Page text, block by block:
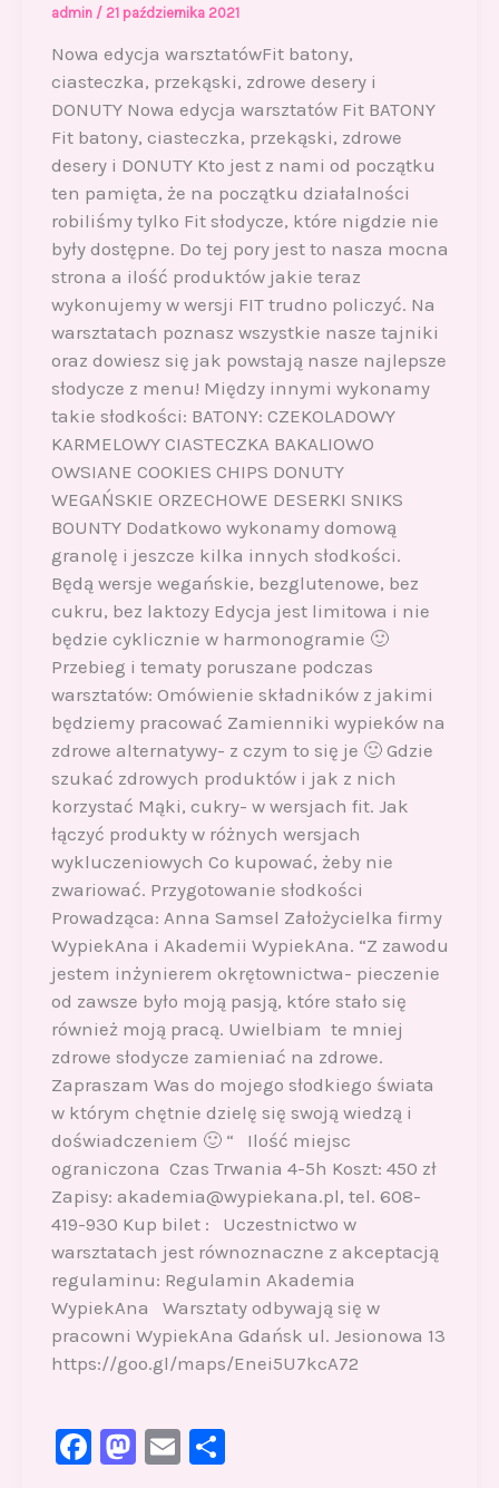
admin / 21 października 2021
Nowa edycja warsztatówFit batony,
ciasteczka, przekąski, zdrowe desery i
DONUTY Nowa edycja warsztatów Fit BATONY
Fit batony, ciasteczka, przekąski, zdrowe
desery i DONUTY Kto jest z nami od początku
ten pamięta, że na początku działalności
robiliśmy tylko Fit słodycze, które nigdzie nie
były dostępne. Do tej pory jest to nasza mocna
strona a ilość produktów jakie teraz
wykonujemy w wersji FIT trudno policzyć. Na
warsztatach poznasz wszystkie nasze tajniki
oraz dowiesz się jak powstają nasze najlepsze
słodycze z menu! Między innymi wykonamy
takie słodkości: BATONY: CZEKOLADOWY
KARMELOWY CIASTECZKA BAKALIOWO
OWSIANE COOKIES CHIPS DONUTY
WEGAŃSKIE ORZECHOWE DESERKI SNIKS
BOUNTY Dodatkowo wykonamy domową
granolę i jeszcze kilka innych słodkości.
Będą wersje wegańskie, bezglutenowe, bez
cukru, bez laktozy Edycja jest limitowa i nie
będzie cyklicznie w harmonogramie 🙂
Przebieg i tematy poruszane podczas
warsztatów: Omówienie składników z jakimi
będziemy pracować Zamienniki wypieków na
zdrowe alternatywy- z czym to się je 🙂 Gdzie
szukać zdrowych produktów i jak z nich
korzystać Mąki, cukry- w wersjach fit. Jak
łączyć produkty w różnych wersjach
wykluczeniowych Co kupować, żeby nie
zwariować. Przygotowanie słodkości
Prowadząca: Anna Samsel Założycielka firmy
WypiekAna i Akademii WypiekAna. “Z zawodu
jestem inżynierem okrętownictwa- pieczenie
od zawsze było moją pasją, które stało się
również moją pracą. Uwielbiam te mniej
zdrowe słodycze zamieniać na zdrowe.
Zapraszam Was do mojego słodkiego świata
w którym chętnie dzielę się swoją wiedzą i
doświadczeniem 🙂 “ Ilość miejsc
ograniczona Czas Trwania 4-5h Koszt: 450 zł
Zapisy: akademia@wypiekana.pl, tel. 608-
419-930 Kup bilet : Uczestnictwo w
warsztatach jest równoznaczne z akceptacją
regulaminu: Regulamin Akademia
WypiekAna Warsztaty odbywają się w
pracowni WypiekAna Gdańsk ul. Jesionowa 13
https://goo.gl/maps/Enei5U7kcA72
F
M E S